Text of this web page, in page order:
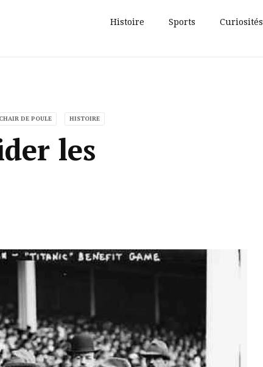
Histoire Sports Curiosités
DE POULE HISTOIRE
les